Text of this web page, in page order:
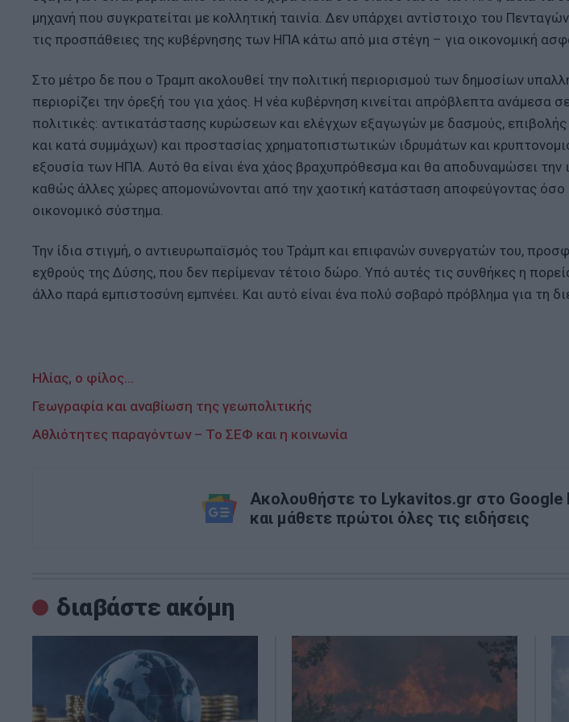
μηχανή που συγκρατείται με κολλητική ταινία. Δεν υπάρχει αντίστοιχο του
τις προσπάθειες της κυβέρνησης των ΗΠΑ κάτω από μια στέγη – για οικονομική
Στο μέτρο δε που ο Τραμπ ακολουθεί την πολιτική περιορισμού των δημοσίων
περιορίζει την όρεξή του για χάος. Η νέα κυβέρνηση κινείται απρόβλεπτα ανάμεσα
πολιτικές: αντικατάστασης κυρώσεων και ελέγχων εξαγωγών με δασμούς,
και κατά συμμάχων) και προστασίας χρηματοπιστωτικών ιδρυμάτων και
εξουσία των ΗΠΑ. Αυτό θα είναι ένα χάος βραχυπρόθεσμα και θα αποδυναμώσει
καθώς άλλες χώρες απομονώνονται από την χαοτική κατάσταση αποφεύγοντας όσο
οικονομικό σύστημα.
Την ίδια στιγμή, ο αντιευρωπαϊσμός του Τράμπ και επιφανών συνεργατών του,
εχθρούς της Δύσης, που δεν περίμεναν τέτοιο δώρο. Υπό αυτές τις συνθήκες η
άλλο παρά εμπιστοσύνη εμπνέει. Και αυτό είναι ένα πολύ σοβαρό πρόβλημα για τη
Ηλίας, ο φίλος...
Γεωγραφία και αναβίωση της γεωπολιτικής
Αθλιότητες παραγόντων – Το ΣΕΦ και η κοινωνία
Ακολουθήστε το Lykavitos.gr στο Google
και μάθετε πρώτοι όλες τις ειδήσεις
διαβάστε ακόμη